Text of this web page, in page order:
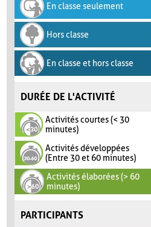
En classe seulement
Hors classe
En classe et hors classe
DURÉE DE L'ACTIVITÉ
Activités courtes (< 30
minutes)
Activités développées
(Entre 30 et 60 minutes)
Activités élaborées (> 60
minutes)
PARTICIPANTS